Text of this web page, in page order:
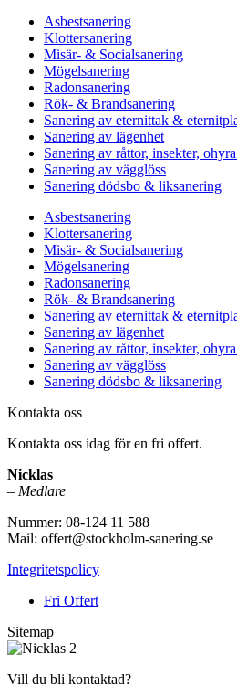
Asbestsanering
Klottersanering
Misär- & Socialsanering
Mögelsanering
Radonsanering
Rök- & Brandsanering
Sanering av eternittak &
Sanering av lägenhet
Sanering av råttor, insekter,
Sanering av vägglöss
Sanering dödsbo & liksanering
Asbestsanering
Klottersanering
Misär- & Socialsanering
Mögelsanering
Radonsanering
Rök- & Brandsanering
Sanering av eternittak &
Sanering av lägenhet
Sanering av råttor, insekter,
Sanering av vägglöss
Sanering dödsbo & liksanering
Kontakta oss
Kontakta oss idag för en fri offert.
Nicklas
– Medlare
Nummer: 08-124 11 588
Mail: offert@stockholm-sanering.se
Integritetspolicy
Fri Offert
Sitemap
Vill du bli kontaktad?